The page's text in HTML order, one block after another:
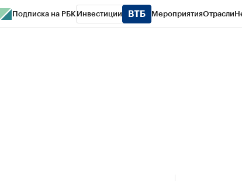
Подписка на РБК Инвестиции МероприятияОтрасли